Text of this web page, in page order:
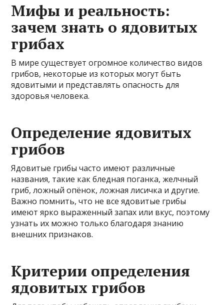
Мифы и реальность:
зачем знать о ядовитых
грибах
В мире существует огромное количество видов
грибов, некоторые из которых могут быть
ядовитыми и представлять опасность для
здоровья человека.
Определение ядовитых
грибов
Ядовитые грибы часто имеют различные
названия, такие как бледная поганка, желчный
гриб, ложный опёнок, ложная лисичка и другие.
Важно помнить, что не все ядовитые грибы
имеют ярко выраженный запах или вкус, поэтому
узнать их можно только благодаря знанию
внешних признаков.
Критерии определения
ядовитых грибов